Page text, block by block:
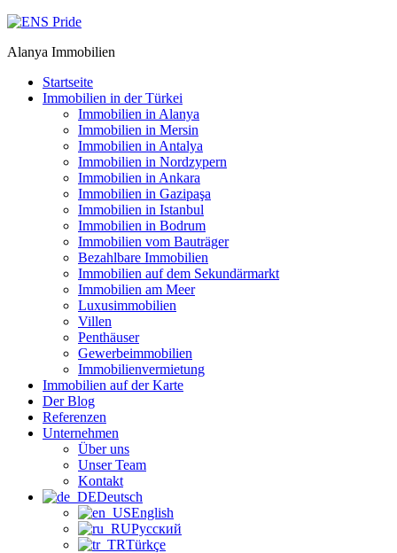
Alanya Immobilien
Startseite
Immobilien in der Türkei
Immobilien in Alanya
Immobilien in Mersin
Immobilien in Antalya
Immobilien in Nordzypern
Immobilien in Ankara
Immobilien in Gazipaşa
Immobilien in Istanbul
Immobilien in Bodrum
Immobilien vom Bauträger
Bezahlbare Immobilien
Immobilien auf dem Sekundärmarkt
Immobilien am Meer
Luxusimmobilien
Villen
Penthäuser
Gewerbeimmobilien
Immobilienvermietung
Immobilien auf der Karte
Der Blog
Referenzen
Unternehmen
Über uns
Unser Team
Kontakt
Deutsch
English
Русский
Türkçe